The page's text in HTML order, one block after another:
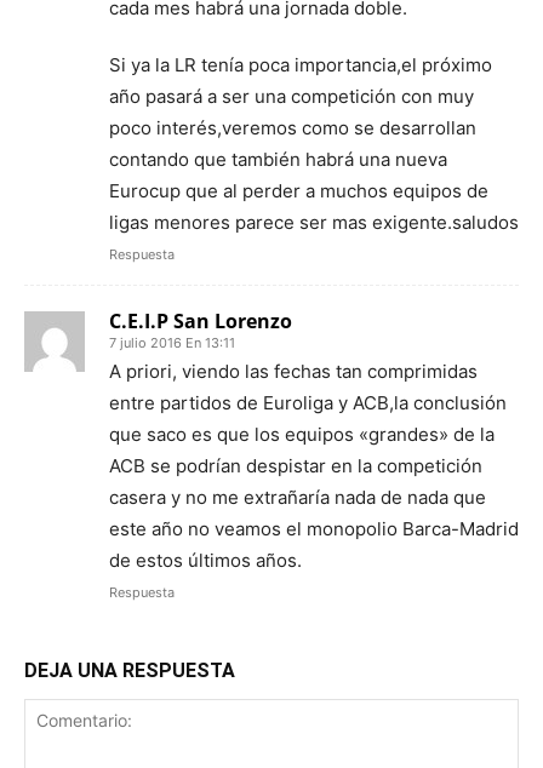
cada mes habrá una jornada doble.
Si ya la LR tenía poca importancia,el próximo
año pasará a ser una competición con muy
poco interés,veremos como se desarrollan
contando que también habrá una nueva
Eurocup que al perder a muchos equipos de
ligas menores parece ser mas exigente.saludos
Respuesta
C.E.I.P San Lorenzo
7 julio 2016 En 13:11
A priori, viendo las fechas tan comprimidas
entre partidos de Euroliga y ACB,la conclusión
que saco es que los equipos «grandes» de la
ACB se podrían despistar en la competición
casera y no me extrañaría nada de nada que
este año no veamos el monopolio Barca-Madrid
de estos últimos años.
Respuesta
DEJA UNA RESPUESTA